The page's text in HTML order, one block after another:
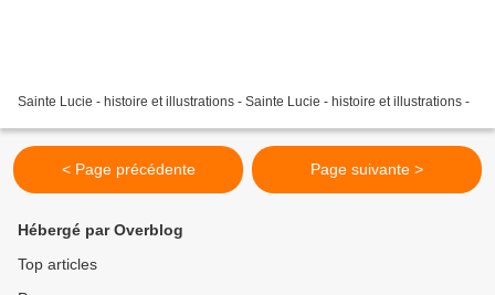
Sainte Lucie - histoire et illustrations - Sainte Lucie - histoire et illustrations -
< Page précédente Page suivante >
Hébergé par Overblog
Top articles